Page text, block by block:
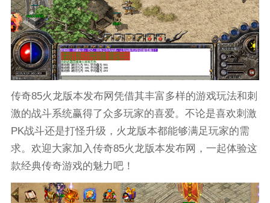
传奇85火龙版本发布网凭借其丰富多样的游戏玩法和刺
激的战斗系统赢得了众多玩家的喜爱。不论是喜欢刺激
PK战斗还是打怪升级，火龙版本都能够满足玩家的需
求。欢迎大家加入传奇85火龙版本发布网，一起体验这
款经典传奇游戏的魅力吧！